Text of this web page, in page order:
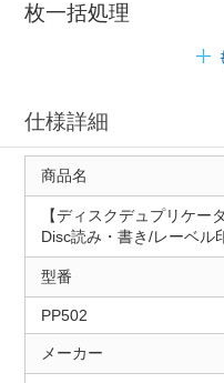
枚一括処理
仕様詳細
商品名
【ディスクデュプリケー
Disc読み・書き/レーベル
型番
PP502
メーカー